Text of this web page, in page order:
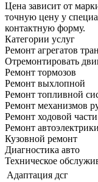
Цена зависит от
точную цену у
контактную форму.
Категории услуг
Ремонт агрегатов
Отремонтировать
Ремонт тормозов
Ремонт выхлопной
Ремонт топливной
Ремонт механизмов
Ремонт ходовой части
Ремонт автоэлектрики
Кузовной ремонт
Диагностика авто
Техническое
Адаптация дсг